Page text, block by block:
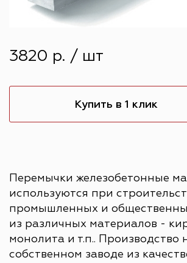
3820 р. / шт
Купить в 1 клик
Перемычки железобетонные
используются при
промышленных и
из различных материалов -
монолита и т.п.. Производство
собственном заводе из